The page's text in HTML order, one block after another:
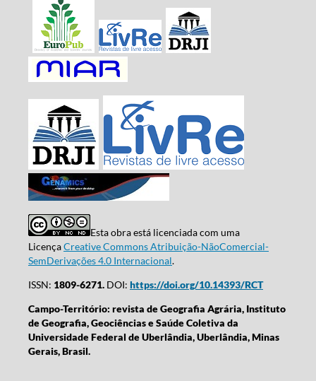
Esta obra está licenciada com uma
LicençaCreative Commons Atribuição-NãoComercial-
SemDerivações 4.0 Internacional.
ISSN: 1809-6271.DOI: https://doi.org/10.14393/RCT
Campo-Território: revista de Geografia Agrária, Instituto
de Geografia, Geociências e Saúde Coletiva da
Universidade Federal de Uberlândia, Uberlândia, Minas
Gerais, Brasil.